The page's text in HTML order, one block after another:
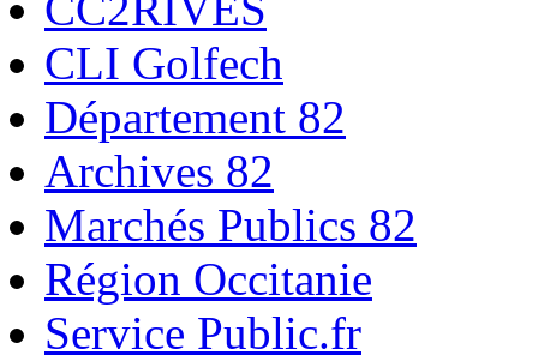
CLI Golfech
Département 82
Archives 82
Marchés Publics 82
Région Occitanie
Service Public.fr